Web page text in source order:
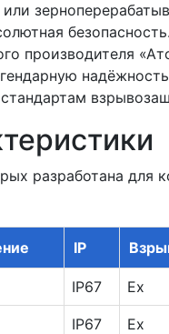
безопасность.
производителя
разработана для
IP
IP67 Ex
IP67 Ex